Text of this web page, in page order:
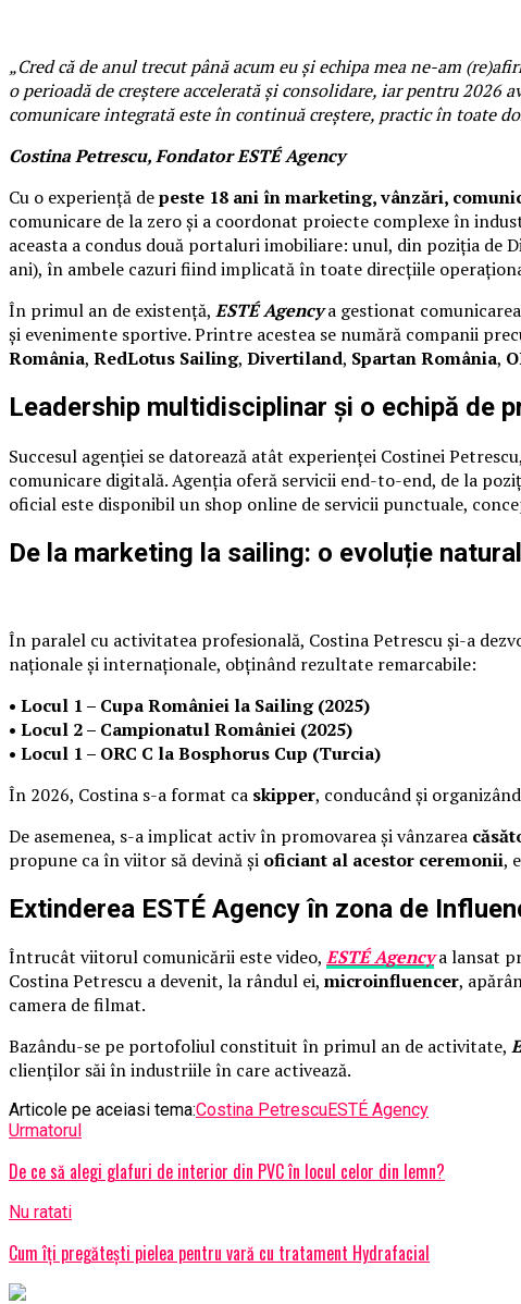
„Cred că de anul trecut până acum eu și echipa mea ne-am
o perioadă de creștere accelerată și consolidare, iar pentru
comunicare integrată este în continuă creștere, practic în toate
Costina Petrescu, Fondator ESTÉ Agency
Cu o experiență depeste 18 ani în marketing, vânzări,
comunicare de la zero și a coordonat proiecte complexe în
aceasta a condus două portaluri imobiliare: unul, din poziția
ani), în ambele cazuri fiind implicată în toate direcțiile
În primul an de existență, ESTÉ Agencya gestionat
și evenimente sportive. Printre acestea se numără companii
România, RedLotus Sailing, Divertiland, Spartan România,
Leadership multidisciplinar și o echipă de
Succesul agenției se datorează atât experienței Costinei
comunicare digitală. Agenția oferă servicii end-to-end, de la
oficial este disponibil un shop online de servicii punctuale,
De la marketing la sailing: o evoluție
În paralel cu activitatea profesională, Costina Petrescu și-a
naționale și internaționale, obținând rezultate remarcabile:
• Locul 1 – Cupa României la Sailing (2025)
• Locul 2 – Campionatul României (2025)
• Locul 1 – ORC C la Bosphorus Cup (Turcia)
În 2026, Costina s-a format ca skipper, conducând și organizând
De asemenea, s-a implicat activ în promovarea și vânzarea
propune ca în viitor să devină și oficiant al acestor ceremonii,
Extinderea ESTÉ Agency în zona de
Întrucât viitorul comunicării este video, ESTÉ Agencya lansat
Costina Petrescu a devenit, la rândul ei, microinfluencer,
camera de filmat.
Bazându-se pe portofoliul constituit în primul an de activitate,
clienților săi în industriile în care activează.
Articole pe aceiasi tema:Costina PetrescuESTÉ Agency
Urmatorul
De ce să alegi glafuri de interior din PVC în locul celor din lemn?
Nu ratati
Cum îți pregătești pielea pentru vară cu tratament Hydrafacial